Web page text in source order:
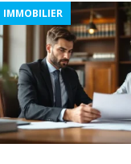
IMMOBILIER